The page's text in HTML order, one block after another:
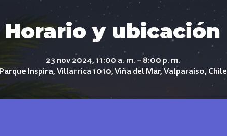
Horario y ubicación
23 nov 2024, 11:00 a. m. – 8:00 p. m.
Parque Inspira, Villarrica 1010, Viña del Mar, Valparaíso, Chile